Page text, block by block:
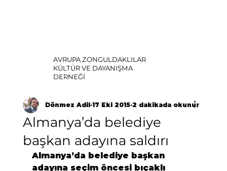
AVRUPA ZONGULDAKLILAR
KÜLTÜR VE DAYANIŞMA
DERNEĞİ
Almanya’da belediye
başkan adayına saldırı
Dönmez Adil 17 Eki 2015 2 dakikada okunur
Almanya’da belediye başkan
adayına seçim öncesi bıçaklı